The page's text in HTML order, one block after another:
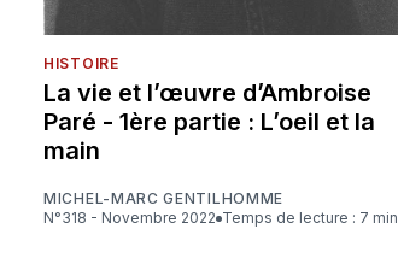
HISTOIRE
La vie et l’œuvre d’Ambroise
Paré - 1ère partie : L’oeil et la
main
MICHEL-MARC GENTILHOMME
N°318 - Novembre 2022
Temps de lecture : 7 min